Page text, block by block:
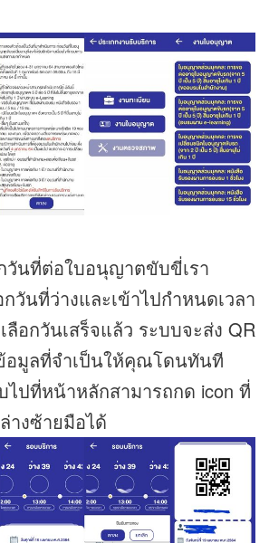
กวันที่ต่อใบอนุญาตขับขี่เรา
กวันที่ว่างและเข้าไปกำหนดเวลา
อกวันเสร็จแล้ว ระบบจะส่ง QR
อมูลที่จำเป็นให้คุณโดนทันที
ไปที่หน้าหลักสามารถกด icon ที่
างซ้ายมือได้